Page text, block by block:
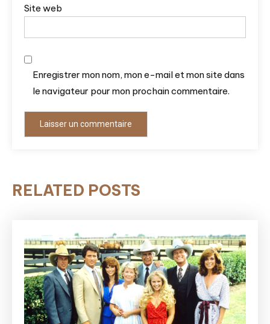
Site web
Enregistrer mon nom, mon e-mail et mon site dans
le navigateur pour mon prochain commentaire.
RELATED POSTS